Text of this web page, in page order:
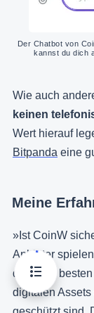
Der Chatbot von
kannst du dich
Wie auch
keinen
Wert hierauf
Bitpanda eine
Meine
»Ist CoinW
Anbieter
denn die
digitalen